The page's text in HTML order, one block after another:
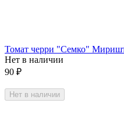
Томат черри "Семко"
Нет в наличии
90 ₽
Нет в наличии